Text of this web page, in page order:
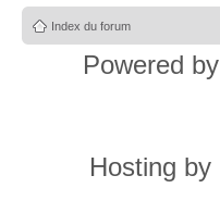
Index du forum
Powered by
Hosting by